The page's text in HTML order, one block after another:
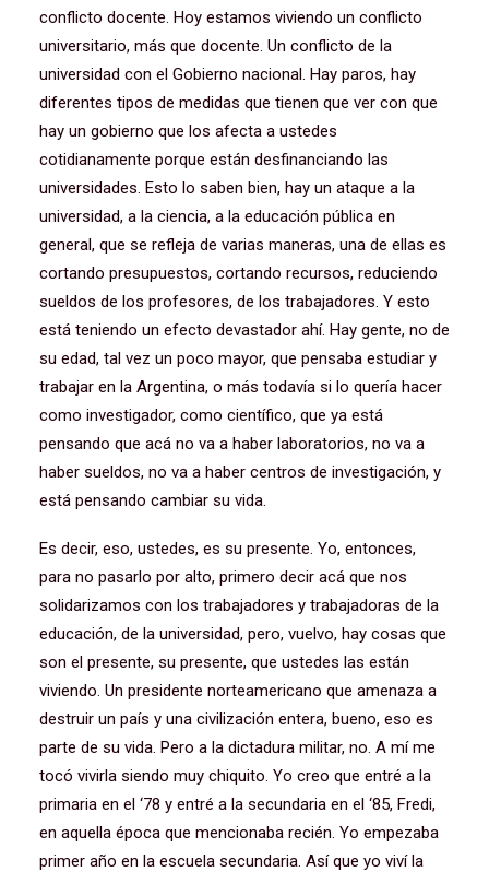
conflicto docente. Hoy estamos viviendo un conflicto
universitario, más que docente. Un conflicto de la
universidad con el Gobierno nacional. Hay paros, hay
diferentes tipos de medidas que tienen que ver con que
hay un gobierno que los afecta a ustedes
cotidianamente porque están desfinanciando las
universidades. Esto lo saben bien, hay un ataque a la
universidad, a la ciencia, a la educación pública en
general, que se refleja de varias maneras, una de ellas es
cortando presupuestos, cortando recursos, reduciendo
sueldos de los profesores, de los trabajadores. Y esto
está teniendo un efecto devastador ahí. Hay gente, no de
su edad, tal vez un poco mayor, que pensaba estudiar y
trabajar en la Argentina, o más todavía si lo quería hacer
como investigador, como científico, que ya está
pensando que acá no va a haber laboratorios, no va a
haber sueldos, no va a haber centros de investigación, y
está pensando cambiar su vida.
Es decir, eso, ustedes, es su presente. Yo, entonces,
para no pasarlo por alto, primero decir acá que nos
solidarizamos con los trabajadores y trabajadoras de la
educación, de la universidad, pero, vuelvo, hay cosas que
son el presente, su presente, que ustedes las están
viviendo. Un presidente norteamericano que amenaza a
destruir un país y una civilización entera, bueno, eso es
parte de su vida. Pero a la dictadura militar, no. A mí me
tocó vivirla siendo muy chiquito. Yo creo que entré a la
primaria en el ‘78 y entré a la secundaria en el ‘85, Fredi,
en aquella época que mencionaba recién. Yo empezaba
primer año en la escuela secundaria. Así que yo viví la